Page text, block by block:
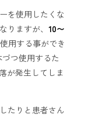
を使用したくな
りますが、 10〜
用する事ができ
つ使用するた
が発生してしま
たりと患者さん